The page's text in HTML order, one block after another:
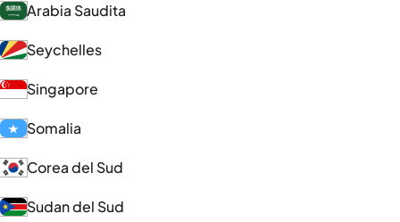
Arabia Saudita
Seychelles
Singapore
Somalia
Corea del Sud
Sudan del Sud